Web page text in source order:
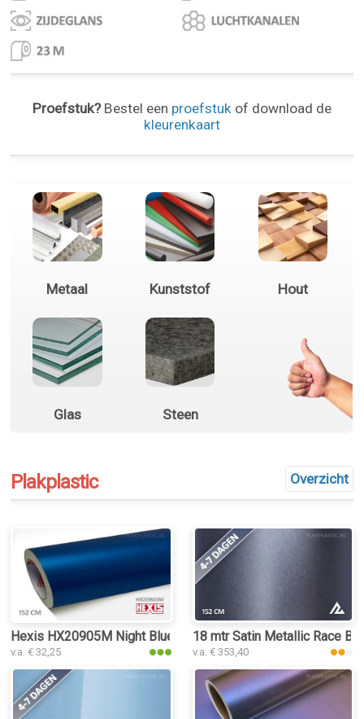
Proefstuk?Bestel een proefstukof download de
kleurenkaart
Metaal Kunststof Hout
Glas Steen
Overzicht
Plakplastic
Hexis HX20905M Night Blue Metal Matt plakplastic
v.a. € 32,25
18 mtr Satin Metallic Race
v.a. € 353,40